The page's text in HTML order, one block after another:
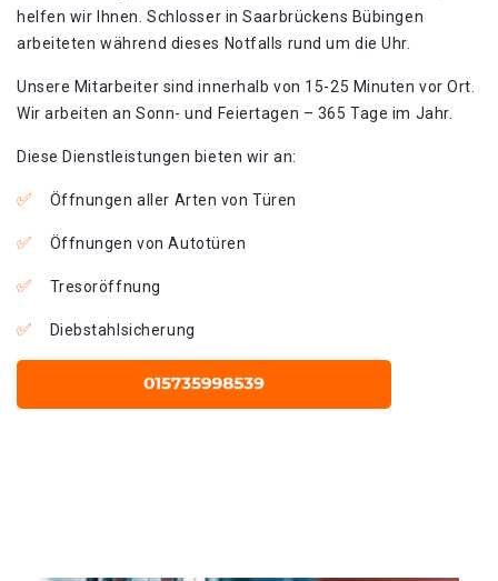
helfen wir Ihnen. Schlosser in Saarbrückens Bübingen
arbeiteten während dieses Notfalls rund um die Uhr.
Unsere Mitarbeiter sind innerhalb von 15-25 Minuten vor Ort.
Wir arbeiten an Sonn- und Feiertagen – 365 Tage im Jahr.
Diese Dienstleistungen bieten wir an:
Öffnungen aller Arten von Türen
Öffnungen von Autotüren
Tresoröffnung
Diebstahlsicherung